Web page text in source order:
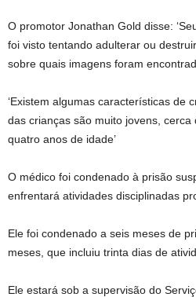
O promotor Jonathan Gold disse:
foi visto tentando adulterar ou
sobre quais imagens foram
‘Existem algumas características de
das crianças são muito jovens,
quatro anos de idade’
O médico foi condenado à prisão
enfrentará atividades disciplinadas
Ele foi condenado a seis meses de
meses, que incluiu trinta dias de
Ele estará sob a supervisão do